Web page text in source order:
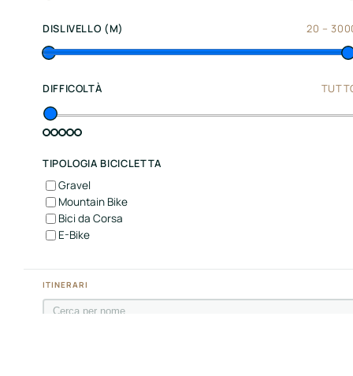
Center
Italy
Italy
Hotels
Unisciti
LBH
Login
DISLIVELLO (M) 20 –
DIFFICOLTÀ
TIPOLOGIA BICICLETTA
Gravel
Mountain Bike
Bici da Corsa
E-Bike
ITINERARI